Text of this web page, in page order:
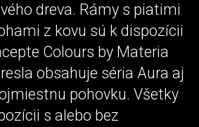
dreva. Rámy s piatimi
z kovu sú k dispozícii
Colours by Materia
obsahuje séria Aura aj
pohovku. Všetky
s alebo bez